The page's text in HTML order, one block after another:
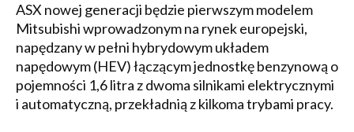
ASX nowej generacji będzie pierwszym modelem
Mitsubishi wprowadzonym na rynek europejski,
napędzany w pełni hybrydowym układem
napędowym (HEV) łączącym jednostkę benzynową o
pojemności 1,6 litra z dwoma silnikami elektrycznymi
i automatyczną, przekładnią z kilkoma trybami pracy.